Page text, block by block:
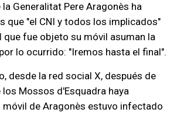
Generalitat Pere Aragonès ha
que "el CNI y todos los implicados"
que fue objeto su móvil asuman la
lo ocurrido: "Iremos hasta el final".
desde la red social X, después de
Mossos d'Esquadra haya
de Aragonès estuvo infectado